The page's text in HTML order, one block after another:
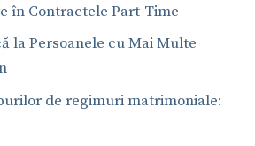
în Contractele Part-Time
la Persoanele cu Mai Multe
de regimuri matrimoniale: